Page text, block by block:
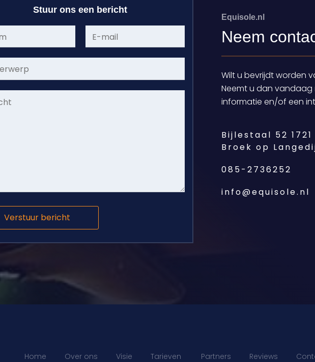
Stuur ons een bericht
Equisole.nl
Neem
Wilt u bevrijdt worden
Neemt u dan
informatie en/of een
Bijlestaal 52 1721
Broek op
085-2736252
info@equisole.nl
Home Over ons Visie Tarieven Partners Reviews